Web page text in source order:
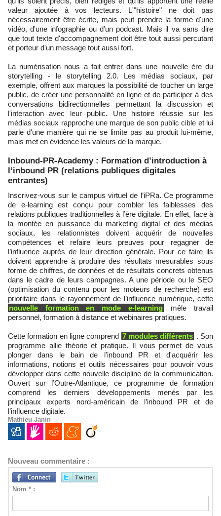
valeur ajoutée à vos lecteurs. L'"histoire" ne doit pas
nécessairement être écrite, mais peut prendre la forme d'une
vidéo, d'une infographie ou d'un podcast. Mais il va sans dire
que tout texte d'accompagnement doit être tout aussi percutant
et porteur d'un message tout aussi fort.
La numérisation nous a fait entrer dans une nouvelle ère du
storytelling - le storytelling 2.0. Les médias sociaux, par
exemple, offrent aux marques la possibilité de toucher un large
public, de créer une personnalité en ligne et de participer à des
conversations bidirectionnelles permettant la discussion et
l'interaction avec leur public. Une histoire réussie sur les
médias sociaux rapproche une marque de son public cible et lui
parle d'une manière qui ne se limite pas au produit lui-même,
mais met en évidence les valeurs de la marque.
Inbound-PR-Academy : Formation d’introduction à
l’inbound PR (relations publiques digitales
entrantes)
Inscrivez-vous sur le campus virtuel de l’iPRa. Ce programme
de e-learning est conçu pour combler les faiblesses des
relations publiques traditionnelles à l’ère digitale. En effet, face à
la montée en puissance du marketing digital et des médias
sociaux, les relationnistes doivent acquérir de nouvelles
compétences et refaire leurs preuves pour regagner de
l’influence auprès de leur direction générale. Pour ce faire ils
doivent apprendre à produire des résultats mesurables sous
forme de chiffres, de données et de résultats concrets obtenus
dans le cadre de leurs campagnes. A une période ou le SEO
(optimisation du contenu pour les moteurs de recherche) est
prioritaire dans le rayonnement de l’influence numérique, cette
nouvelle formation en mode e-learning
mêle travail
personnel, formation à distance et webinaires pratiques.
Cette formation en ligne comprend 7 modules différents . Son
programme allie théorie et pratique. Il vous permet de vous
plonger dans le bain de l'inbound PR et d'acquérir les
informations, notions et outils nécessaires pour pouvoir vous
développer dans cette nouvelle discipline de la communication.
Ouvert sur l’Outre-Atlantique, ce programme de formation
comprend les derniers développements menés par les
principaux experts nord-américain de l’inbound PR et de
l’influence digitale.
Mathieu Janin
Nouveau commentaire :
Nom * :